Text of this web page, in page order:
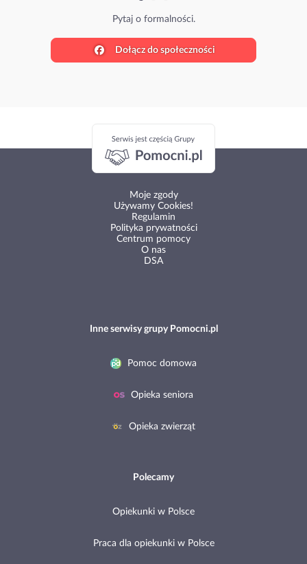
Pytaj o formalności.
Dołącz do społeczności
Moje zgody
Używamy Cookies!
Regulamin
Polityka prywatności
Centrum pomocy
O nas
DSA
Inne serwisy grupy Pomocni.pl
Pomoc domowa
Opieka seniora
Opieka zwierząt
Polecamy
Opiekunki w Polsce
Praca dla opiekunki w Polsce